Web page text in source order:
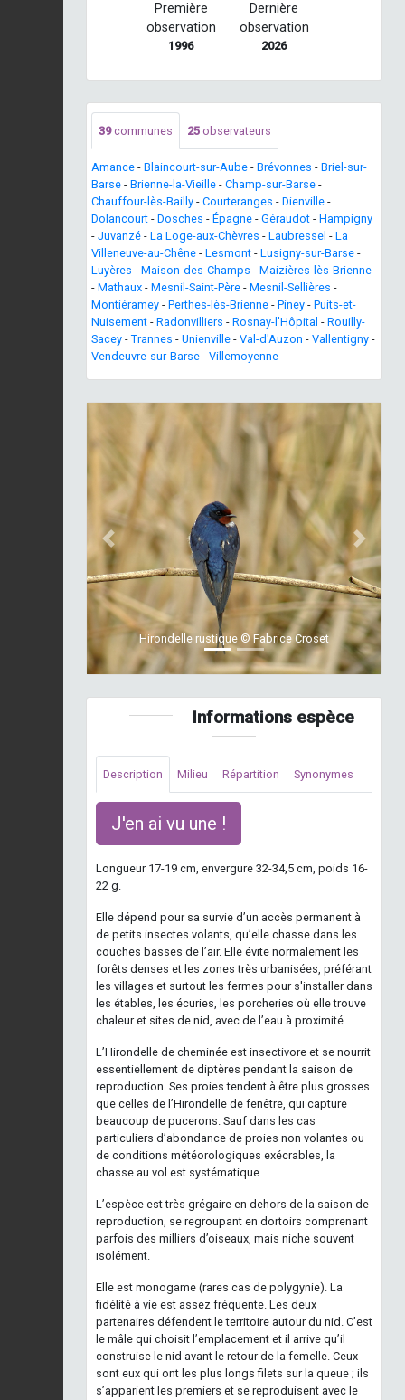
Première
observation
1996
Dernière
observation
2026
39communes 25 observateurs
Amance - Blaincourt-sur-Aube - Brévonnes - Briel-sur-
Barse - Brienne-la-Vieille - Champ-sur-Barse -
Chauffour-lès-Bailly - Courteranges - Dienville -
Dolancourt - Dosches - Épagne - Géraudot - Hampigny
- Juvanzé - La Loge-aux-Chèvres - Laubressel - La
Villeneuve-au-Chêne - Lesmont - Lusigny-sur-Barse -
Luyères - Maison-des-Champs - Maizières-lès-Brienne
- Mathaux - Mesnil-Saint-Père - Mesnil-Sellières -
Montiéramey - Perthes-lès-Brienne - Piney - Puits-et-
Nuisement - Radonvilliers - Rosnay-l'Hôpital - Rouilly-
Sacey - Trannes - Unienville - Val-d'Auzon - Vallentigny -
Vendeuvre-sur-Barse - Villemoyenne
Hirondelle rustique © Fabrice Croset
Previous Next
Informations espèce
Description Milieu Répartition Synonymes
J'en ai vu une !
Longueur 17-19 cm, envergure 32-34,5 cm, poids 16-
22 g.
Elle dépend pour sa survie d’un accès permanent à
de petits insectes volants, qu’elle chasse dans les
couches basses de l’air. Elle évite normalement les
forêts denses et les zones très urbanisées, préférant
les villages et surtout les fermes pour s'installer dans
les étables, les écuries, les porcheries où elle trouve
chaleur et sites de nid, avec de l’eau à proximité.
L’Hirondelle de cheminée est insectivore et se nourrit
essentiellement de diptères pendant la saison de
reproduction. Ses proies tendent à être plus grosses
que celles de l’Hirondelle de fenêtre, qui capture
beaucoup de pucerons. Sauf dans les cas
particuliers d’abondance de proies non volantes ou
de conditions météorologiques exécrables, la
chasse au vol est systématique.
L’espèce est très grégaire en dehors de la saison de
reproduction, se regroupant en dortoirs comprenant
parfois des milliers d’oiseaux, mais niche souvent
isolément.
Elle est monogame (rares cas de polygynie). La
fidélité à vie est assez fréquente. Les deux
partenaires défendent le territoire autour du nid. C’est
le mâle qui choisit l’emplacement et il arrive qu’il
construise le nid avant le retour de la femelle. Ceux
sont eux qui ont les plus longs filets sur la queue ; ils
s’apparient les premiers et se reproduisent avec le